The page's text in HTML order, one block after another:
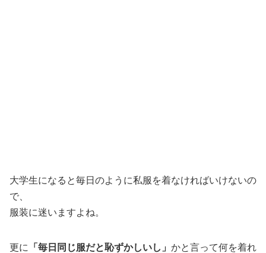
大学生になると毎日のように私服を着なければいけないの
で、
服装に迷いますよね。
更に 「毎日同じ服だと恥ずかしいし」 かと言って何を着れ